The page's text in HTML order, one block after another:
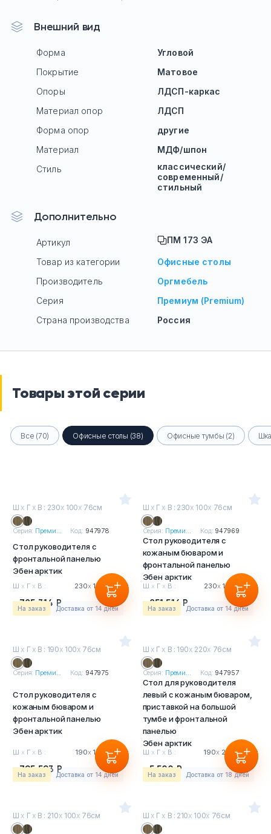
Внешний вид
Форма
Угловой
Покрытие
Матовое
Опоры
ЛДСП-каркас
Материал опор
ЛДСП
Форма опор
другие
Материал
МДФ/шпон
Стиль
классический/
современный/
стильный
Дополнительно
Артикул ПМ 173 ЭА
Товар из категории
Офисные столы
Производитель
Оргмебель
Серия
Премиум (Premium)
Страна производства
Россия
Товары этой серии
Все (70) Офисные столы (38) Офисные тумбы (2)
Ш х Г х В : 230х 100х 76см
Серия: Преми... Код: 947978
Стол руководителя с
фронтальной панелью
Эбен арктик
Ш х Г х В : 230х100 х76см
785 314 Р
На заказ Доставка от 14 дней
Ш х Г х В : 230х 100х 76см
Серия: Преми... Код: 947969
Стол руководителя с
кожаным бюваром и
фронтальной панелью
Эбен арктик
Ш х Г х В : 230х 100 х76см
851 516 Р
На заказ Доставка от 14 дней
Ш х Г х В : 190х 100х 76см
Серия: Преми... Код: 947975
Стол руководителя с
кожаным бюваром и
фронтальной панелью
Эбен арктик
Ш х Г х В : 190х100 х76см
795 593 Р
На заказ Доставка от 14 дней
Ш х Г х В : 190х 220х 76см
Серия: Преми... Код: 947957
Стол для руководителя
левый с кожаным бюваром,
приставкой на большой
тумбе и фронтальной
панелью
Эбен арктик
Ш х Г х В : 190х 220 х76см
5 500 Р
На заказ Доставка от 18 дней
Ш х Г х В : 210х 100х 76см Ш х Г х В : 210х 100х 76см